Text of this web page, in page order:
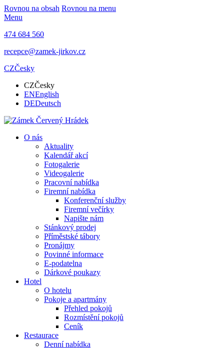
Rovnou na obsah Rovnou na menu
Menu
474 684 560
recepce@zamek-jirkov.cz
CZČesky
CZČesky
ENEnglish
DEDeutsch
O nás
Aktuality
Kalendář akcí
Fotogalerie
Videogalerie
Pracovní nabídka
Firemní nabídka
Konferenční služby
Firemní večírky
Napište nám
Stánkový prodej
Příměstské tábory
Pronájmy
Povinné informace
E-podatelna
Dárkové poukazy
Hotel
O hotelu
Pokoje a apartmány
Přehled pokojů
Rozmístění pokojů
Ceník
Restaurace
Denní nabídka